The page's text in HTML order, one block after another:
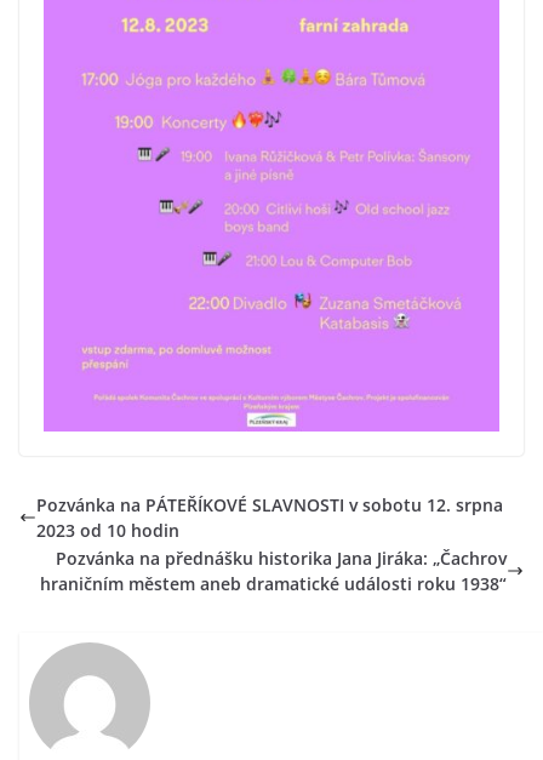
Pozvánka na PÁTEŘÍKOVÉ SLAVNOSTI v sobotu 12. srpna
2023 od 10 hodin
Pozvánka na přednášku historika Jana Jiráka: „Čachrov
hraničním městem aneb dramatické události roku 1938“